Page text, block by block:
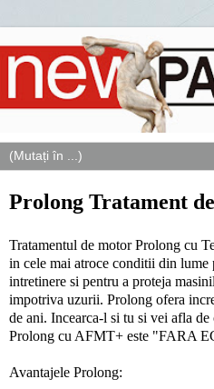
Prolong Tratament
Tratamentul de motor Prolong cu
in cele mai atroce conditii din lume
intretinere si pentru a proteja
impotriva uzurii. Prolong ofera
de ani. Incearca-l si tu si vei afla
Prolong cu AFMT+ este "FARA
Avantajele Prolong: